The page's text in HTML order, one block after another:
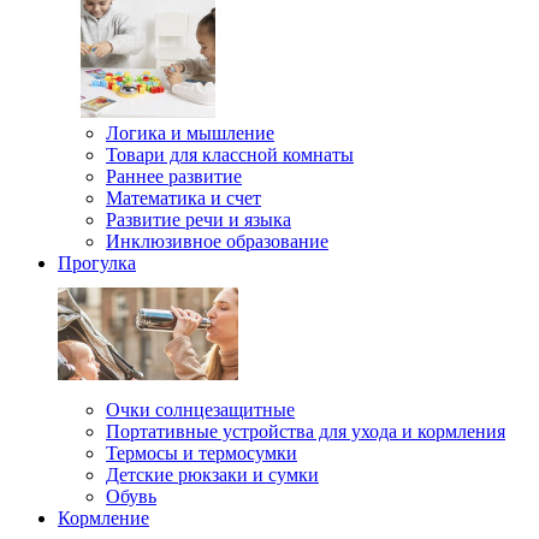
Логика и мышление
Товари для классной комнаты
Раннее развитие
Математика и счет
Развитие речи и языка
Инклюзивное образование
Прогулка
Очки солнцезащитные
Портативные устройства для ухода и кормления
Термосы и термосумки
Детские рюкзаки и сумки
Обувь
Кормление